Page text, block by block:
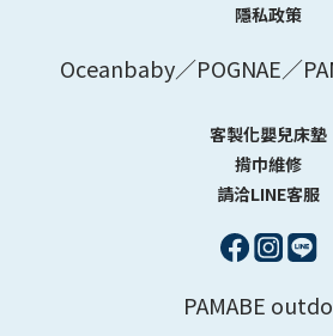
隱私政策
Oceanbaby／POGNAE／
客製化嬰兒床墊
揹巾維修
請洽LINE客服
PAMABE